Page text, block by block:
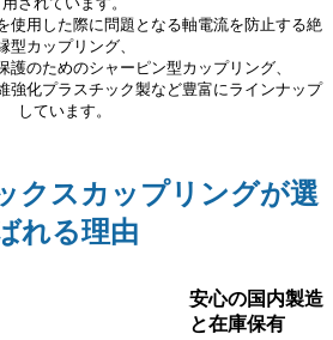
使用した際に問題となる軸電流を防止する絶
型カップリング、
護のためのシャーピン型カップリング、
強化プラスチック製など豊富にラインナップ
しています。
クスカップリングが選
れる理由
安心の国内製造
と在庫保有